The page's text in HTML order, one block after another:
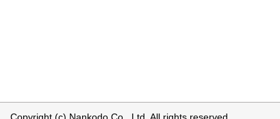
Copyright (c) Nankodo Co., Ltd. All rights reserved.